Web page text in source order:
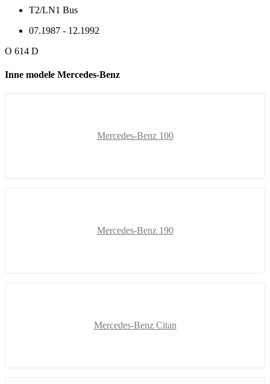
T2/LN1 Bus
07.1987 - 12.1992
O 614 D
Inne modele Mercedes-Benz
Mercedes-Benz 100
Mercedes-Benz 190
Mercedes-Benz Citan